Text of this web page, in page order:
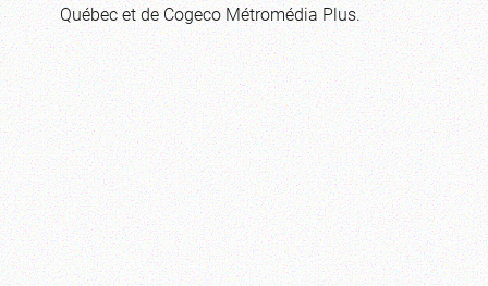
Québec et de Cogeco Métromédia Plus.